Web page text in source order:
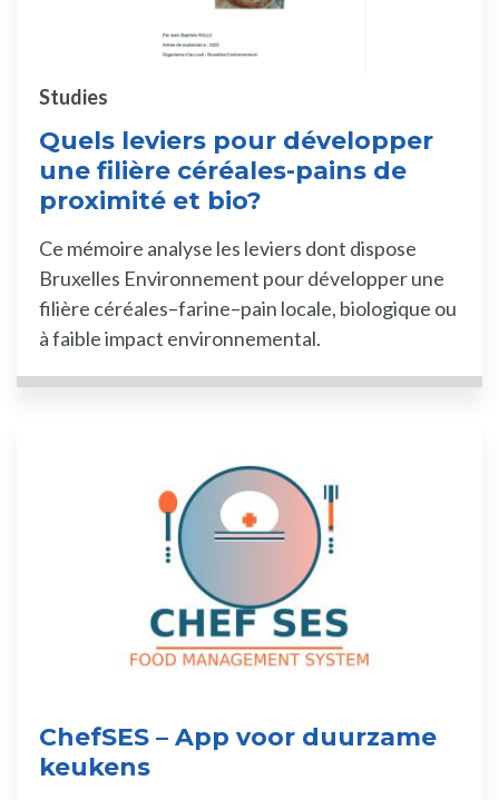
Quels leviers pour développer
une filière céréales-pains de
proximité et bio?
Studies
Ce mémoire analyse les leviers dont dispose
Bruxelles Environnement pour développer une
filière céréales–farine–pain locale, biologique ou
à faible impact environnemental.
ChefSES – App voor duurzame
keukens